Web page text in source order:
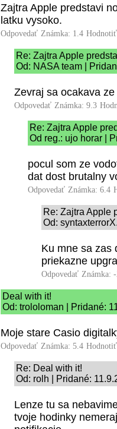
Zajtra Apple predstavi
latku vysoko.
Odpovedať Známka: 1.4
Re: Zajtra Apple
Od: NASA team |
Zevraj sa ocakava
Odpovedať Známka: 9.3
Re: Zajtra Apple
Od reg.: ujo horar |
pocul som ze
dat dost brutalny
Odpovedať Známka: 6.4
Re: Zajtra Apple
Od:
Ku mne sa zas
priekazne
Odpovedať Známka:
Deal with it!
Od: trololoman | Pridané:
Moje stare Casio
Odpovedať Známka: 5.4
Re: Deal with it!
Od: rolh | Pridané:
Lenze tu sa
tvoje hodinky